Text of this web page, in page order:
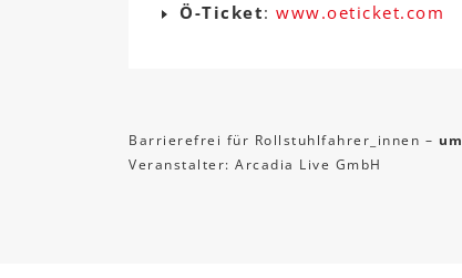
Ö-Ticket: www.oeticket.com
Barrierefrei für Rollstuhlfahrer_innen – um
Veranstalter: Arcadia Live GmbH